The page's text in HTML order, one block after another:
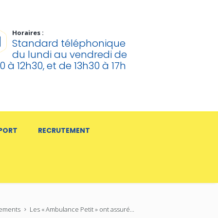
Horaires :
Standard téléphonique
du lundi au vendredi de
à 12h30, et de 13h30 à 17h
RECRUTEMENT
Les « Ambulance Petit » ont assuré...